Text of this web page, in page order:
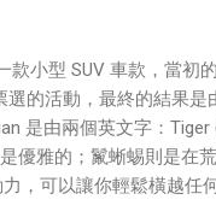
款小型 SUV 車款，當初
的活動，最終的結果
是由兩個英文字：
優雅的；鬣蜥蜴則是在
，可以讓你輕鬆橫越任